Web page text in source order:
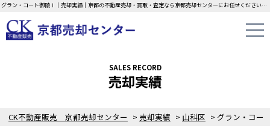
グラン・コート御陵Ⅰ｜売却実績｜京都の不動産売却・買取・査定なら京都売却センターにお任せください！中古一戸建て・マンション・土地の即日無料査定・現金買取中！不動産の家族信託もご相談ください！！
CK不動産販売 京都売却センター > 売却実績 > 山科区 > グラン・コー
SALES RECORD
売却実績